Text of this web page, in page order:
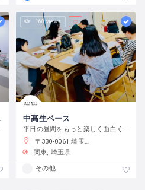
ル）
クール
スクール
168 views
中高生ベース
平日の昼間をもっと楽しく面白く！
〒330-0061 埼玉県さいたま市浦和区常磐７丁目４−１ 埼玉りそな銀行さいたま研修センター
関東
埼玉県
その他